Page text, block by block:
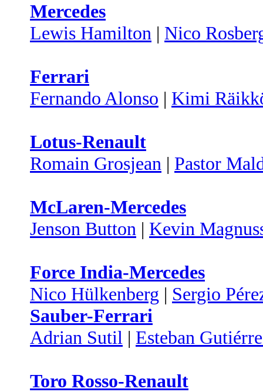
Mercedes
Lewis Hamilton | Nico
Ferrari
Fernando Alonso | Kimi
Lotus-Renault
Romain Grosjean | Pastor
McLaren-Mercedes
Jenson Button | Kevin
Force India-Mercedes
Nico Hülkenberg | Sergio
Sauber-Ferrari
Adrian Sutil | Esteban
Toro Rosso-Renault